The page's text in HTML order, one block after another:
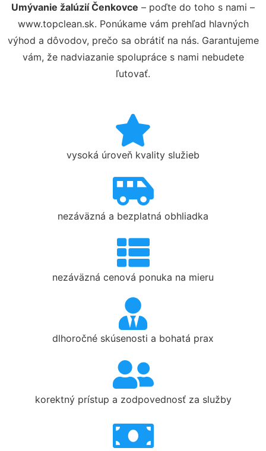
Umývanie žalúzií Čenkovce – poďte do toho s nami –
www.topclean.sk. Ponúkame vám prehľad hlavných
výhod a dôvodov, prečo sa obrátiť na nás. Garantujeme
vám, že nadviazanie spolupráce s nami nebudete
ľutovať.
vysoká úroveň kvality služieb
nezáväzná a bezplatná obhliadka
nezáväzná cenová ponuka na mieru
dlhoročné skúsenosti a bohatá prax
korektný prístup a zodpovednosť za služby